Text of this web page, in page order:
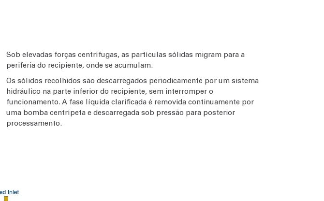
Sob elevadas forças centrífugas, as partículas sólidas migram para a
periferia do recipiente, onde se acumulam.
Os sólidos recolhidos são descarregados periodicamente por um sistema
hidráulico na parte inferior do recipiente, sem interromper o
funcionamento. A fase líquida clarificada é removida continuamente por
uma bomba centrípeta e descarregada sob pressão para posterior
processamento.